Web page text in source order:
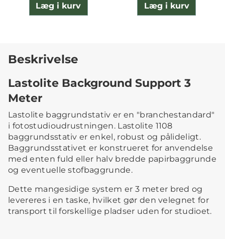
Læg i kurv Læg i kurv
Beskrivelse
Lastolite Background Support 3
Meter
Lastolite baggrundstativ er en "branchestandard"
i fotostudioudrustningen. Lastolite 1108
baggrundsstativ er enkel, robust og pålideligt.
Baggrundsstativet er konstrueret for anvendelse
med enten fuld eller halv bredde papirbaggrunde
og eventuelle stofbaggrunde.
Dette mangesidige system er 3 meter bred og
levereres i en taske, hvilket gør den velegnet for
transport til forskellige pladser uden for studioet.